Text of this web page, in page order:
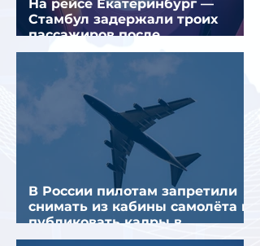
На рейсе Екатеринбург —
Стамбул задержали троих
пассажиров после
предполагаемой серии краж
В России пилотам запретили
снимать из кабины самолёта и
публиковать кадры в
интернете